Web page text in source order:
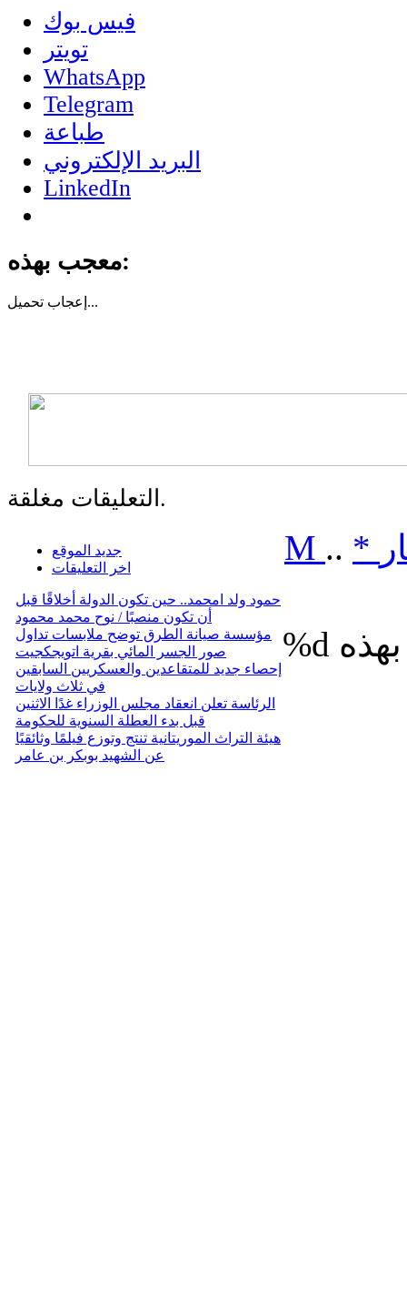
فيس بوك
تويتر
WhatsApp
Telegram
طباعة
البريد الإلكتروني
LinkedIn
معجب بهذه:
إعجاب تحميل...
التعليقات مغلقة.
جديد الموقع
اخر التعليقات
حمود ولد امحمد.. حين تكون الدولة أخلاقًا قبل
أن تكون منصبًا / نوح محمد محمود
مؤسسة صيانة الطرق توضح ملابسات تداول
صور الجسر المائي بقرية اتويجكجيت
إحصاء جديد للمتقاعدين والعسكريين السابقين
في ثلاث ولايات
الرئاسة تعلن انعقاد مجلس الوزراء غدًا الاثنين
قبل بدء العطلة السنوية للحكومة
هيئة التراث الموريتانية تنتج وتوزع فيلمًا وثائقيًا
عن الشهيد بوبكر بن عامر
M .. *
%d